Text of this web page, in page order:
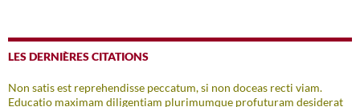
LES DERNIÈRES CITATIONS
Non satis est reprehendisse peccatum, si non doceas recti viam.
Educatio maximam diligentiam plurimumque profuturam desiderat